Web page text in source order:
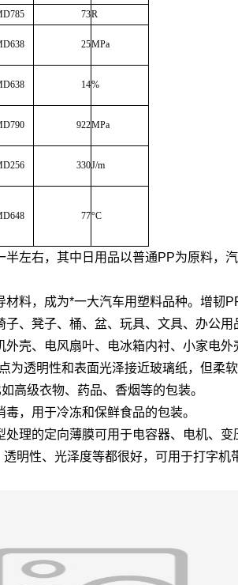
73R
25MPa
14%
922MPa
330J/m
77°C
半左右，其中日用品以普通PP为原料
料，成为*一大汽车用塑料品种。增韧
、凳子、桶、盆、玩具、文具、办公用
壳、电风扇叶、电冰箱内衬、小家电外
为透明性和表面光泽接近玻璃纸，但
高级衣物、药品、香烟等的包装。
，用于冷冻和保鲜食品的包装。
理的定向薄膜可用于电容器、电机、变
明性、光泽度等都很好，可用于打字机